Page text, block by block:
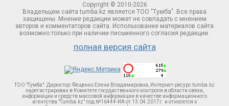
Copyright © 2010-2026
Владельцем сайта tumba.kz является ТОО "Тумба". Все права
защищены. Мнение редакции может не совпадать с мнением
авторов и комментаторов сайта. Использование материалов сайта
возможно только при наличии письменного согласия редакции.
полная версия сайта
ТОО "Тумба". Директор: Фещенко Елена Владимировна, Интернет-ресурс tumba.kz
зарегистрирован в Комитете госудаственного контроля в области связи,
информации и средств массовой информации в качестве информационного
агентства "Tumba.kz" под №16444-ИА от 13.04.2017г. и относятся к